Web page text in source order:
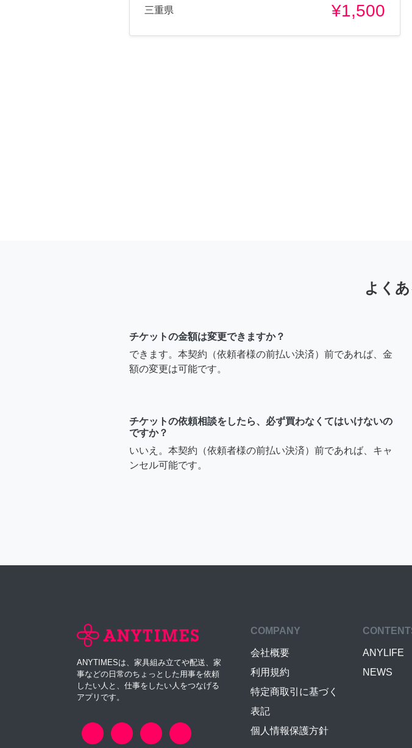
三重県 ¥1,500
よく
チケットの金額は変更できますか？
できます。本契約（依頼者様の前払い決済）前であれば、金
額の変更は可能です。
チケットの依頼相談をしたら、必ず買わなくてはいけないの
ですか？
いいえ。本契約（依頼者様の前払い決済）前であれば、キャ
ンセル可能です。
ANYTIMESは、家具組み立てや配送、家
事などの日常のちょっとした用事を依頼
したい人と、仕事をしたい人をつなげる
アプリです。
COMPANY
会社概要
利用規約
特定商取引に基づく
表記
個人情報保護方針
ANYLIFE
NEWS